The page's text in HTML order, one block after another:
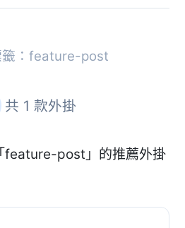
籤：feature-post
共 1 款外掛
feature-post」的推薦外掛